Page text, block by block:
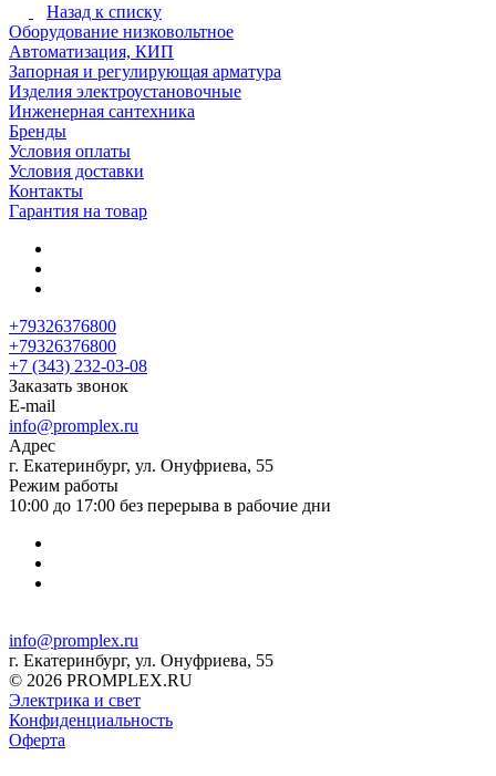
Назад к списку
Оборудование низковольтное
Автоматизация, КИП
Запорная и регулирующая арматура
Изделия электроустановочные
Инженерная сантехника
Бренды
Условия оплаты
Условия доставки
Контакты
Гарантия на товар
+79326376800
+79326376800
+7 (343) 232-03-08
Заказать звонок
E-mail
info@promplex.ru
Адрес
г. Екатеринбург, ул. Онуфриева, 55
Режим работы
10:00 до 17:00 без перерыва в рабочие дни
info@promplex.ru
г. Екатеринбург, ул. Онуфриева, 55
© 2026 PROMPLEX.RU
Электрика и свет
Конфиденциальность
Оферта